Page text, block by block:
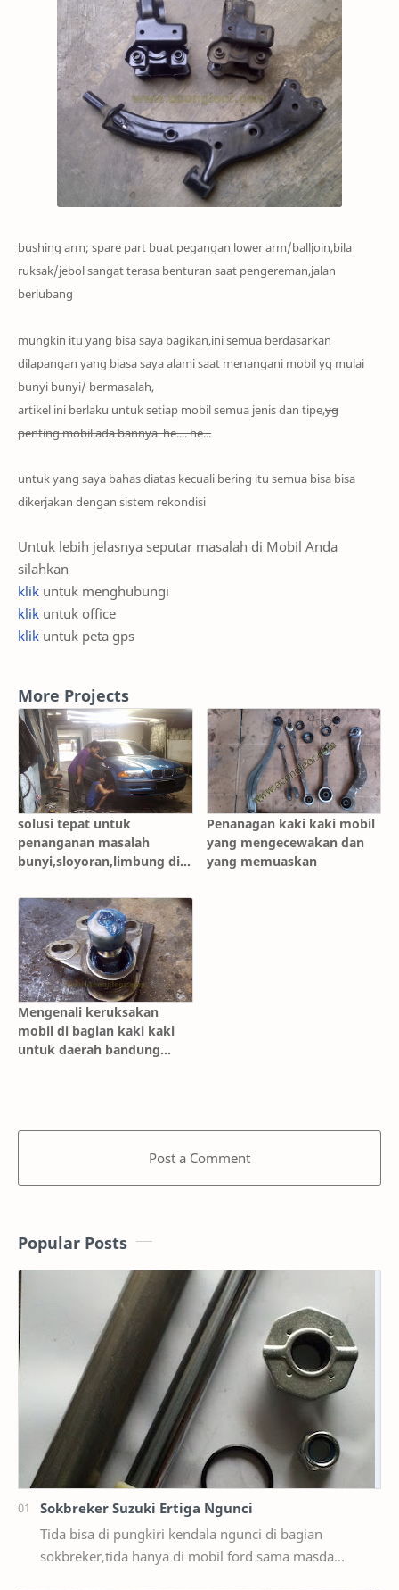
bushing arm; spare part buat pegangan lower arm/balljoin,bila
ruksak/jebol sangat terasa benturan saat pengereman,jalan
berlubang
mungkin itu yang bisa saya bagikan,ini semua berdasarkan
dilapangan yang biasa saya alami saat menangani mobil yg mulai
bunyi bunyi/ bermasalah,
artikel ini berlaku untuk setiap mobil semua jenisdan tipe,yg
pentingmobil ada bannya he.... he...
untuk yang saya bahas diatas kecuali bering itu semua bisa bisa
dikerjakan dengan sistem rekondisi
Untuk lebih jelasnya seputar masalah di Mobil Anda
silahkan
klik untuk menghubungi
klik untuk office
klik untuk peta gps
More Projects
solusi tepat untuk
penanganan masalah
bunyi,sloyoran,limbung di
Penanagan kaki kaki mobil
yang mengecewakan dan
yang memuaskan
Mengenali keruksakan
mobil di bagian kaki kaki
untuk daerah bandung
Post a Comment
Popular Posts
Sokbreker Suzuki Ertiga Ngunci
Tida bisa di pungkiri kendala ngunci di bagian
sokbreker,tida hanya di mobil ford sama masda